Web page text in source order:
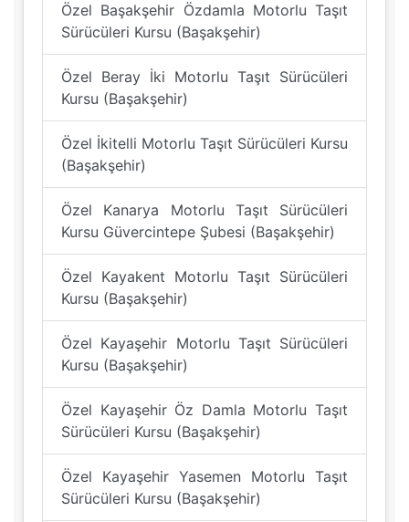
Özel Başakşehir Özdamla Motorlu Taşıt
Sürücüleri Kursu (Başakşehir)
Özel Beray İki Motorlu Taşıt Sürücüleri
Kursu (Başakşehir)
Özel İkitelli Motorlu Taşıt Sürücüleri Kursu
(Başakşehir)
Özel Kanarya Motorlu Taşıt Sürücüleri
Kursu Güvercintepe Şubesi (Başakşehir)
Özel Kayakent Motorlu Taşıt Sürücüleri
Kursu (Başakşehir)
Özel Kayaşehir Motorlu Taşıt Sürücüleri
Kursu (Başakşehir)
Özel Kayaşehir Öz Damla Motorlu Taşıt
Sürücüleri Kursu (Başakşehir)
Özel Kayaşehir Yasemen Motorlu Taşıt
Sürücüleri Kursu (Başakşehir)